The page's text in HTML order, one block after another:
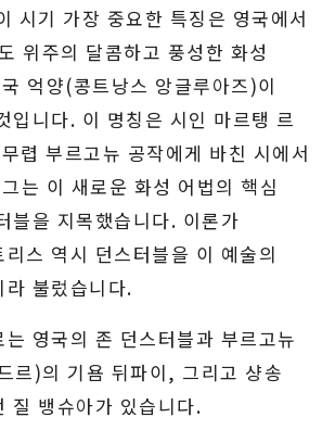
시기 가장 중요한 특징은 영국에서
위주의 달콤하고 풍성한 화성
억양(콩트낭스 앙글루아즈)이
입니다. 이 명칭은 시인 마르탱 르
렵 부르고뉴 공작에게 바친 시에서
는 이 새로운 화성 어법의 핵심
블을 지목했습니다. 이론가
스 역시 던스터블을 이 예술의
불렀습니다.
영국의 존 던스터블과 부르고뉴
르)의 기욤 뒤파이, 그리고 샹송
질 뱅슈아가 있습니다.